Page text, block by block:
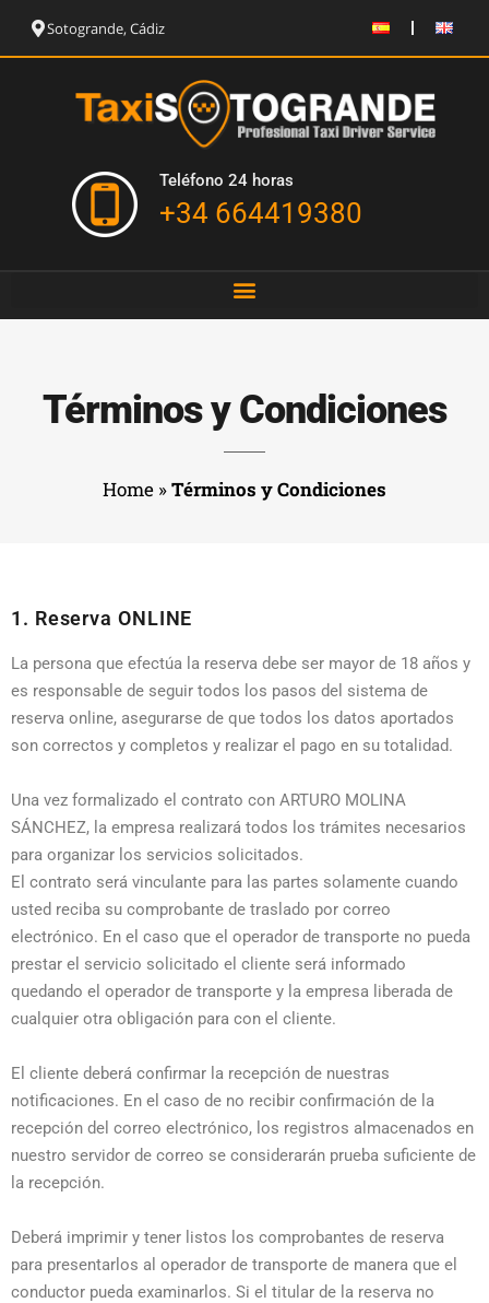
Sotogrande, Cádiz
Teléfono 24 horas
+34 664419380
Términos y Condiciones
Home »Términos y Condiciones
1. Reserva ONLINE
La persona que efectúa la reserva debe ser mayor de 18 años y
es responsable de seguir todos los pasos del sistema de
reserva online, asegurarse de que todos los datos aportados
son correctos y completos y realizar el pago en su totalidad.
Una vez formalizado el contrato con ARTURO MOLINA
SÁNCHEZ, la empresa realizará todos los trámites necesarios
para organizar los servicios solicitados.
El contrato será vinculante para las partes solamente cuando
usted reciba su comprobante de traslado por correo
electrónico. En el caso que el operador de transporte no pueda
prestar el servicio solicitado el cliente será informado
quedando el operador de transporte y la empresa liberada de
cualquier otra obligación para con el cliente.
El cliente deberá confirmar la recepción de nuestras
notificaciones. En el caso de no recibir confirmación de la
recepción del correo electrónico, los registros almacenados en
nuestro servidor de correo se considerarán prueba suficiente de
la recepción.
Deberá imprimir y tener listos los comprobantes de reserva
para presentarlos al operador de transporte de manera que el
conductor pueda examinarlos. Si el titular de la reserva no